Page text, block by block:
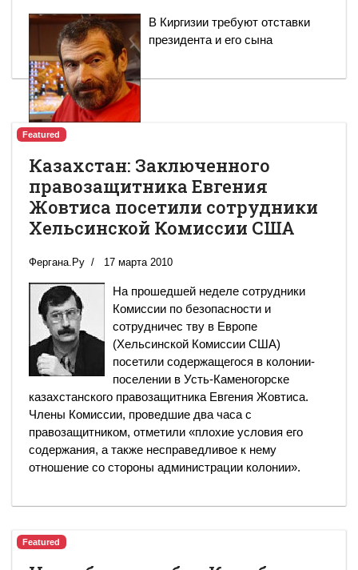
В Киргизии требуют отставки
президента и его сына
Featured
Казахстан: Заключенного
правозащитника Евгения
Жовтиса посетили сотрудники
Хельсинской Комиссии США
Фергана.Ру 17 марта 2010
На прошедшей неделе сотрудники
Комиссии по безопасности и
сотрудничес тву в Европе
(Хельсинской Комиссии США)
посетили содержащегося в колонии-
поселении в Усть-Каменогорске
казахстанского правозащитника Евгения Жовтиса.
Члены Комиссии, проведшие два часа с
правозащитником, отметили «плохие условия его
содержания, а также несправедливое к нему
отношение со стороны администрации колонии».
Featured